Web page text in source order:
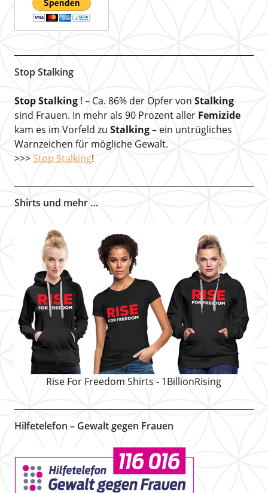
Stop Stalking
Stop Stalking! – Ca. 86% der Opfer von Stalking
sind Frauen. In mehr als 90 Prozent aller Femizide
kam es im Vorfeld zu Stalking– ein untrügliches
Warnzeichen für mögliche Gewalt.
>>> Stop Stalking!
Shirts und mehr …
Rise For Freedom Shirts - 1BillionRising
Hilfetelefon – Gewalt gegen Frauen